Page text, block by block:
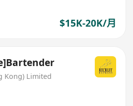
$15K-20K/月
Kong) Limited